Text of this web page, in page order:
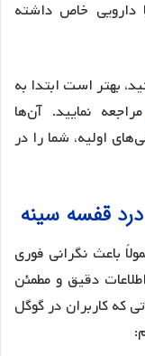
دارویی خاص داشته
بهتر است ابتدا به
مراجعه نمایید. آن‌ها
اولیه، شما را در
درد قفسه سینه
باعث نگرانی فوری
دقیق و مطمئن
که کاربران در گوگل